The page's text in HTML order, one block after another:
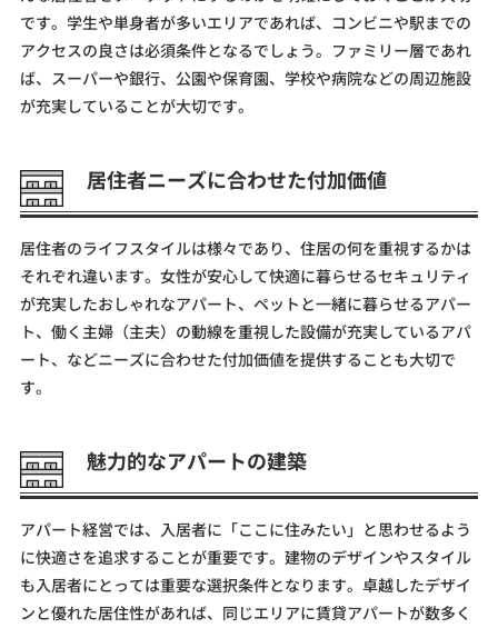
です。学生や単身者が多いエリアであれば、コンビニや駅までの
アクセスの良さは必須条件となるでしょう。ファミリー層であれ
ば、スーパーや銀行、公園や保育園、学校や病院などの周辺施設
が充実していることが大切です。
居住者ニーズに合わせた付加価値
居住者のライフスタイルは様々であり、住居の何を重視するかは
それぞれ違います。女性が安心して快適に暮らせるセキュリティ
が充実したおしゃれなアパート、ペットと一緒に暮らせるアパー
ト、働く主婦（主夫）の動線を重視した設備が充実しているアパ
ート、などニーズに合わせた付加価値を提供することも大切で
す。
魅力的なアパートの建築
アパート経営では、入居者に「ここに住みたい」と思わせるよう
に快適さを追求することが重要です。建物のデザインやスタイル
も入居者にとっては重要な選択条件となります。卓越したデザイ
ンと優れた居住性があれば、同じエリアに賃貸アパートが数多く